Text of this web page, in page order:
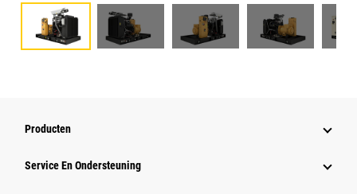
Producten
Service En Ondersteuning